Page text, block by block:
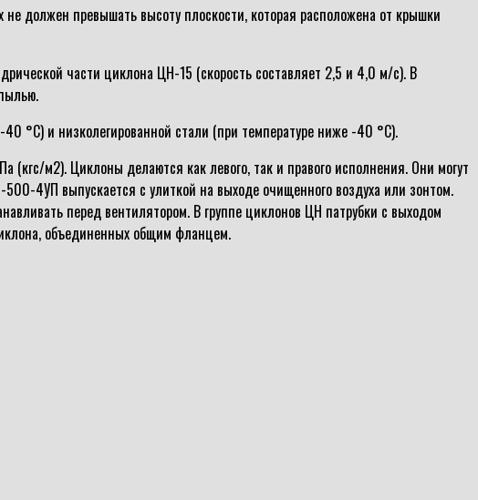
должен превышать высоту плоскости, которая расположена от крышки
части циклона ЦН-15 (скорость составляет 2,5 и 4,0 м/с). В
°С) и низколегированной стали (при температуре ниже -40 °С).
м2). Циклоны делаются как левого, так и правого исполнения. Они могут
4УП выпускается с улиткой на выходе очищенного воздуха или зонтом.
перед вентилятором. В группе циклонов ЦН патрубки с выходом
объединенных общим фланцем.